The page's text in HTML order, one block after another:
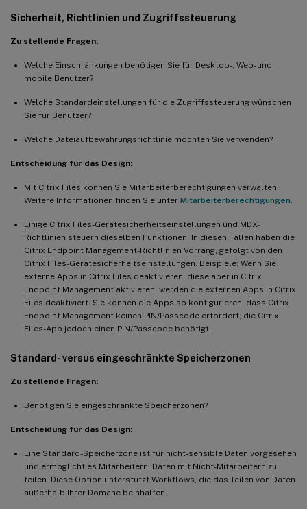
Sicherheit, Richtlinien und Zugriffssteuerung
Zu stellende Fragen:
Welche Einschränkungen benötigen Sie für Desktop-, Web- und
mobile Benutzer?
Welche Standardeinstellungen für die Zugriffssteuerung wünschen
Sie für Benutzer?
Welche Dateiaufbewahrungsrichtlinie möchten Sie verwenden?
Entscheidung für das Design:
Mit Citrix Files können Sie Mitarbeiterberechtigungen verwalten.
Weitere Informationen finden Sie unter Mitarbeiterberechtigungen
Einige Citrix Files-Gerätesicherheitseinstellungen und MDX-
Richtlinien steuern dieselben Funktionen. In diesen Fällen haben die
Citrix Endpoint Management-Richtlinien Vorrang, gefolgt von den
Citrix Files-Gerätesicherheitseinstellungen. Beispiele: Wenn Sie
externe Apps in Citrix Files deaktivieren, diese aber in Citrix
Endpoint Management aktivieren, werden die externen Apps in Citrix
Files deaktiviert. Sie können die Apps so konfigurieren, dass Citrix
Endpoint Management keinen PIN/Passcode erfordert, die Citrix
Files-App jedoch einen PIN/Passcode benötigt.
Standard- versus eingeschränkte Speicherzonen
Zu stellende Fragen:
Benötigen Sie eingeschränkte Speicherzonen?
Entscheidung für das Design:
Eine Standard-Speicherzone ist für nicht-sensible Daten vorgesehen
und ermöglicht es Mitarbeitern, Daten mit Nicht-Mitarbeitern zu
teilen. Diese Option unterstützt Workflows, die das Teilen von Daten
außerhalb Ihrer Domäne beinhalten.